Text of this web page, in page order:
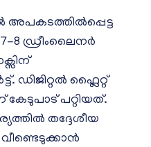
8 ഡ്രീംലൈനർ
ഡിജിറ്റൽ ഫ്ലൈറ്റ്
പറ്റിയത്.
തദ്ദേശീയ